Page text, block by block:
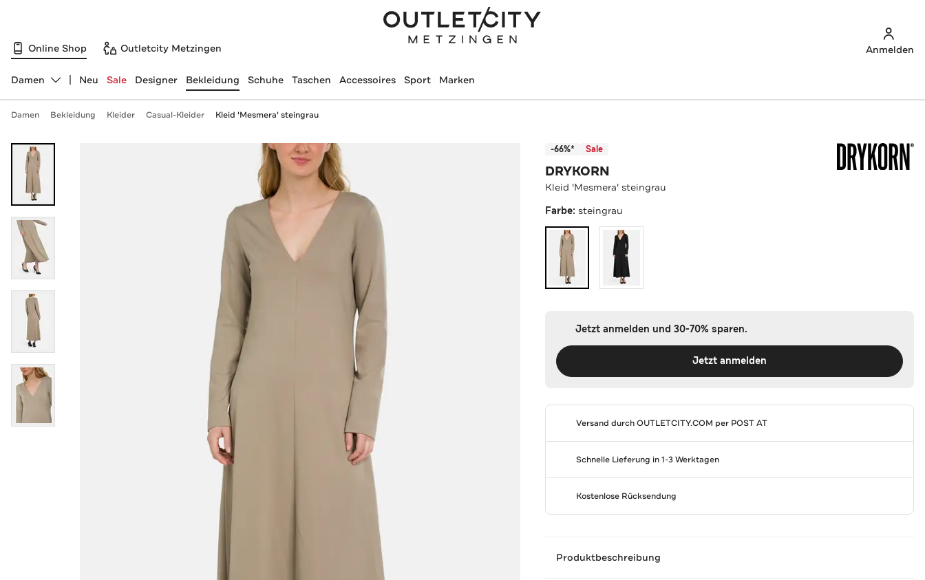
Online Shop Outletcity Metzingen Anmelden
Abteilung ändern, ausgewählt:
Damen Neu Sale Designer Bekleidung Schuhe Taschen Accessoires Sport Marken
Damen Bekleidung Kleider Casual-Kleider Kleid 'Mesmera' steingrau
-66%* Sale
DRYKORN
Kleid 'Mesmera' steingrau
Farbe: steingrau
Jetzt anmelden und 30-70% sparen.
Jetzt anmelden
Versand durchOUTLETCITY.COM per POST AT
Schnelle Lieferung in 1-3 Werktagen
Kostenlose Rücksendung
Produktbeschreibung